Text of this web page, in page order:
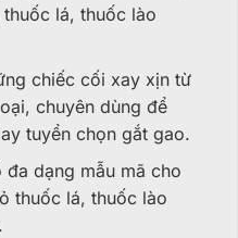
lá, thuốc lào
chiếc cối xay xịn từ
chuyên dùng để
tuyển chọn gắt gao.
đa dạng mẫu mã cho
thuốc lá, thuốc lào